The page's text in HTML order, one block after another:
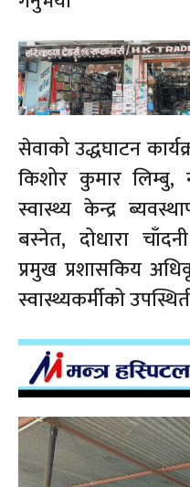
सेवाको उद्धघाटन
किशोर कुमार लिम्बु,
स्वास्थ्य केन्द्र
बस्नेत, दोधारा
प्रमुख प्रशासकिय
स्वास्थ्यकर्मीको